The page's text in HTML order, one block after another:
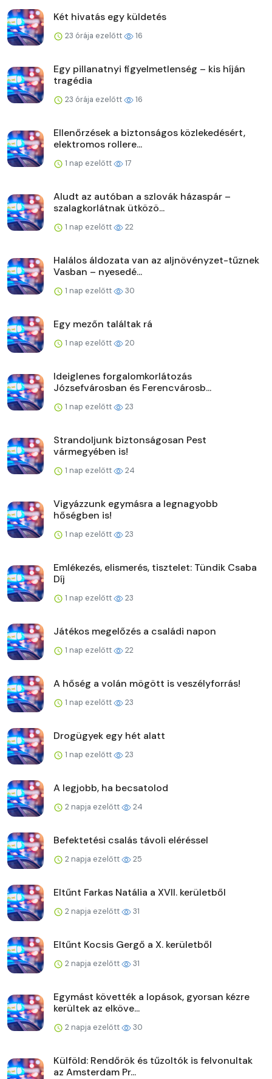
Két hivatás egy küldetés
23 órája ezelőtt 16
Egy pillanatnyi figyelmetlenség – kis híján
tragédia
23 órája ezelőtt 16
Ellenőrzések a biztonságos közlekedésért,
elektromos rollere...
1 nap ezelőtt 17
Aludt az autóban a szlovák házaspár –
szalagkorlátnak ütközö...
1 nap ezelőtt 22
Halálos áldozata van az aljnövényzet-tűznek
Vasban – nyesedé...
1 nap ezelőtt 30
Egy mezőn találtak rá
1 nap ezelőtt 20
Ideiglenes forgalomkorlátozás
Józsefvárosban és Ferencvárosb...
1 nap ezelőtt 23
Strandoljunk biztonságosan Pest
vármegyében is!
1 nap ezelőtt 24
Vigyázzunk egymásra a legnagyobb
hőségben is!
1 nap ezelőtt 23
Emlékezés, elismerés, tisztelet: Tündik Csaba
Díj
1 nap ezelőtt 23
Játékos megelőzés a családi napon
1 nap ezelőtt 22
A hőség a volán mögött is veszélyforrás!
1 nap ezelőtt 23
Drogügyek egy hét alatt
1 nap ezelőtt 23
A legjobb, ha becsatolod
2 napja ezelőtt 24
Befektetési csalás távoli eléréssel
2 napja ezelőtt 25
Eltűnt Farkas Natália a XVII. kerületből
2 napja ezelőtt 31
Eltűnt Kocsis Gergő a X. kerületből
2 napja ezelőtt 31
Egymást követték a lopások, gyorsan kézre
kerültek az elköve...
2 napja ezelőtt 30
Külföld: Rendőrök és tűzoltók is felvonultak
az Amsterdam Pr...